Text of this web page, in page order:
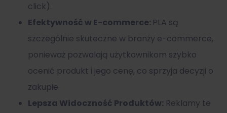
click).
Efektywność w E-commerce: PLA są
szczególnie skuteczne w branży e-commerce,
ponieważ pozwalają użytkownikom szybko
ocenić produkt i jego cenę, co sprzyja decyzji o
zakupie.
Lepsza Widoczność Produktów: Reklamy te